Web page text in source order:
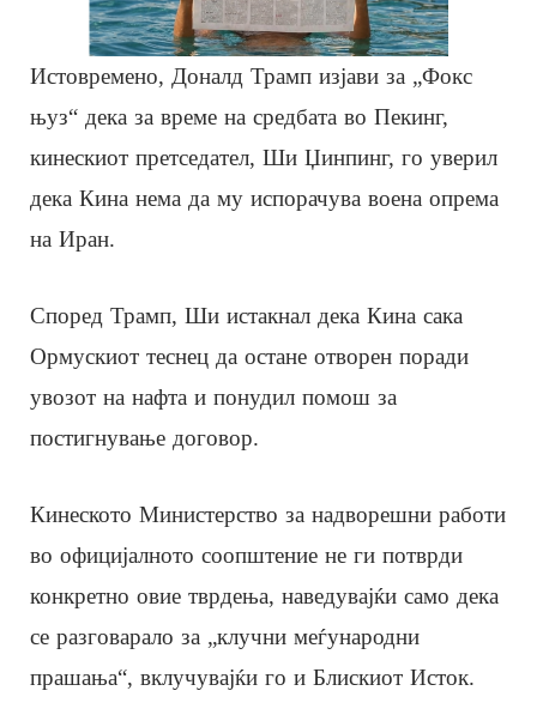
Истовремено, Доналд Трамп изјави за „Фокс
њуз“ дека за време на средбата во Пекинг,
кинескиот претседател, Ши Џинпинг, го уверил
дека Кина нема да му испорачува воена опрема
на Иран.
Според Трамп, Ши истакнал дека Кина сака
Ормускиот теснец да остане отворен поради
увозот на нафта и понудил помош за
постигнување договор.
Кинеското Министерство за надворешни работи
во официјалното соопштение не ги потврди
конкретно овие тврдења, наведувајќи само дека
се разговарало за „клучни меѓународни
прашања“, вклучувајќи го и Блискиот Исток.